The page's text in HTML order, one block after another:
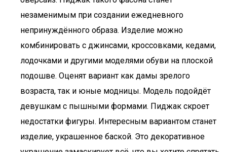
незаменимым при создании ежедневного
непринуждённого образа. Изделие можно
комбинировать с джинсами, кроссовками, кедами,
лодочками и другими моделями обуви на плоской
подошве. Оценят вариант как дамы зрелого
возраста, так и юные модницы. Модель подойдёт
девушкам с пышными формами. Пиджак скроет
недостатки фигуры. Интересным вариантом станет
изделие, украшенное баской. Это декоративное